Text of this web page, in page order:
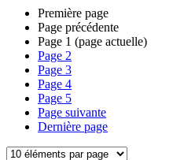
Première page
Page précédente
Page 1 (page actuelle)
Page 2
Page 3
Page 4
Page 5
Page suivante
Dernière page